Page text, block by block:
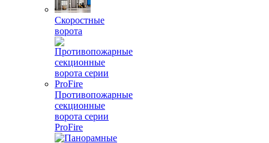
Скоростные
ворота
Противопожарные
секционные
ворота серии
ProFire